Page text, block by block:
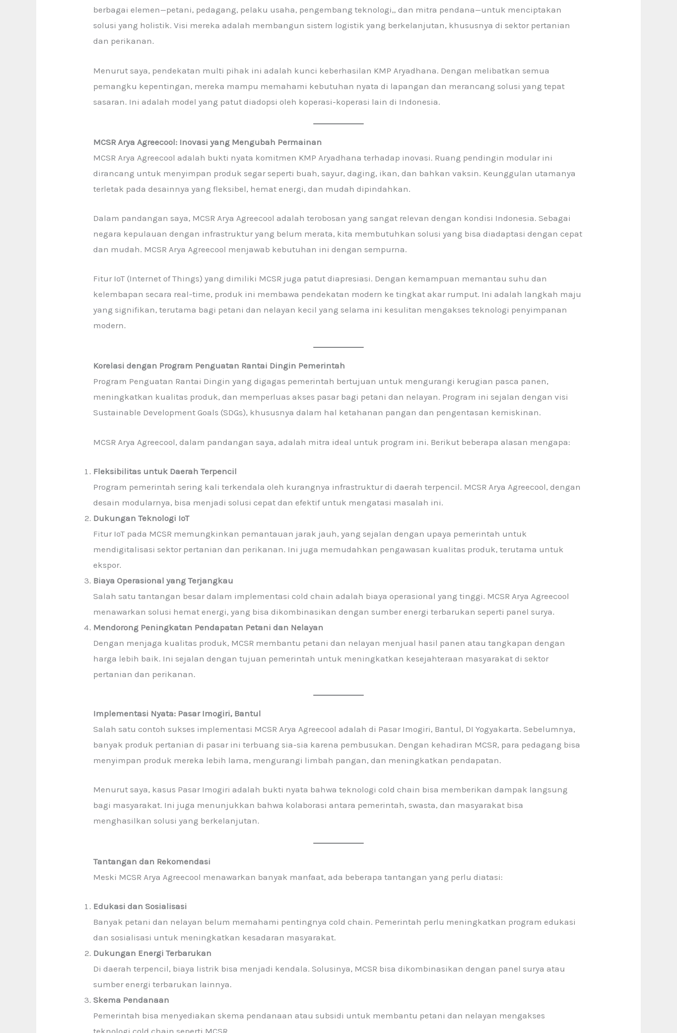
berbagai elemen—petani, pedagang, pelaku usaha, pengembang teknologi,, dan mitra pendana—untuk menciptakan
solusi yang holistik. Visi mereka adalah membangun sistem logistik yang berkelanjutan, khususnya di sektor pertanian
dan perikanan.
Menurut saya, pendekatan multi pihak ini adalah kunci keberhasilan KMP Aryadhana. Dengan melibatkan semua
pemangku kepentingan, mereka mampu memahami kebutuhan nyata di lapangan dan merancang solusi yang tepat
sasaran. Ini adalah model yang patut diadopsi oleh koperasi-koperasi lain di Indonesia.
MCSR Arya Agreecool: Inovasi yang Mengubah Permainan
MCSR Arya Agreecool adalah bukti nyata komitmen KMP Aryadhana terhadap inovasi. Ruang pendingin modular ini
dirancang untuk menyimpan produk segar seperti buah, sayur, daging, ikan, dan bahkan vaksin. Keunggulan utamanya
terletak pada desainnya yang fleksibel, hemat energi, dan mudah dipindahkan.
Dalam pandangan saya, MCSR Arya Agreecool adalah terobosan yang sangat relevan dengan kondisi Indonesia. Sebagai
negara kepulauan dengan infrastruktur yang belum merata, kita membutuhkan solusi yang bisa diadaptasi dengan cepat
dan mudah. MCSR Arya Agreecool menjawab kebutuhan ini dengan sempurna.
Fitur IoT (Internet of Things) yang dimiliki MCSR juga patut diapresiasi. Dengan kemampuan memantau suhu dan
kelembapan secara real-time, produk ini membawa pendekatan modern ke tingkat akar rumput. Ini adalah langkah maju
yang signifikan, terutama bagi petani dan nelayan kecil yang selama ini kesulitan mengakses teknologi penyimpanan
modern.
Korelasi dengan Program Penguatan Rantai Dingin Pemerintah
Program Penguatan Rantai Dingin yang digagas pemerintah bertujuan untuk mengurangi kerugian pasca panen,
meningkatkan kualitas produk, dan memperluas akses pasar bagi petani dan nelayan. Program ini sejalan dengan visi
Sustainable Development Goals (SDGs), khususnya dalam hal ketahanan pangan dan pengentasan kemiskinan.
MCSR Arya Agreecool, dalam pandangan saya, adalah mitra ideal untuk program ini. Berikut beberapa alasan mengapa:
Fleksibilitas untuk Daerah Terpencil
Program pemerintah sering kali terkendala oleh kurangnya infrastruktur di daerah terpencil. MCSR Arya Agreecool, dengan
desain modularnya, bisa menjadi solusi cepat dan efektif untuk mengatasi masalah ini.
Dukungan Teknologi IoT
Fitur IoT pada MCSR memungkinkan pemantauan jarak jauh, yang sejalan dengan upaya pemerintah untuk
mendigitalisasi sektor pertanian dan perikanan. Ini juga memudahkan pengawasan kualitas produk, terutama untuk
ekspor.
Biaya Operasional yang Terjangkau
Salah satu tantangan besar dalam implementasi cold chain adalah biaya operasional yang tinggi. MCSR Arya Agreecool
menawarkan solusi hemat energi, yang bisa dikombinasikan dengan sumber energi terbarukan seperti panel surya.
Mendorong Peningkatan Pendapatan Petani dan Nelayan
Dengan menjaga kualitas produk, MCSR membantu petani dan nelayan menjual hasil panen atau tangkapan dengan
harga lebih baik. Ini sejalan dengan tujuan pemerintah untuk meningkatkan kesejahteraan masyarakat di sektor
pertanian dan perikanan.
Implementasi Nyata: Pasar Imogiri, Bantul
Salah satu contoh sukses implementasi MCSR Arya Agreecool adalah di Pasar Imogiri, Bantul, DI Yogyakarta. Sebelumnya,
banyak produk pertanian di pasar ini terbuang sia-sia karena pembusukan. Dengan kehadiran MCSR, para pedagang bisa
menyimpan produk mereka lebih lama, mengurangi limbah pangan, dan meningkatkan pendapatan.
Menurut saya, kasus Pasar Imogiri adalah bukti nyata bahwa teknologi cold chain bisa memberikan dampak langsung
bagi masyarakat. Ini juga menunjukkan bahwa kolaborasi antara pemerintah, swasta, dan masyarakat bisa
menghasilkan solusi yang berkelanjutan.
Tantangan dan Rekomendasi
Meski MCSR Arya Agreecool menawarkan banyak manfaat, ada beberapa tantangan yang perlu diatasi:
Edukasi dan Sosialisasi
Banyak petani dan nelayan belum memahami pentingnya cold chain. Pemerintah perlu meningkatkan program edukasi
dan sosialisasi untuk meningkatkan kesadaran masyarakat.
Dukungan Energi Terbarukan
Di daerah terpencil, biaya listrik bisa menjadi kendala. Solusinya, MCSR bisa dikombinasikan dengan panel surya atau
sumber energi terbarukan lainnya.
Skema Pendanaan
Pemerintah bisa menyediakan skema pendanaan atau subsidi untuk membantu petani dan nelayan mengakses
teknologi cold chain seperti MCSR.